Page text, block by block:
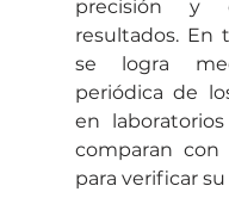
precisión y
resultados. En
se logra
periódica de
en
comparan con
para verificar